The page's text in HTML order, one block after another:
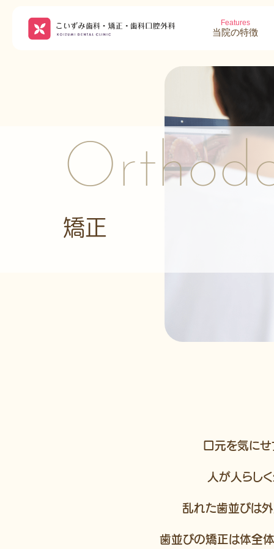
Features
当院の特徴
矯正
口元を気に
人が人らし
乱れた歯並びは
歯並びの矯正は体全